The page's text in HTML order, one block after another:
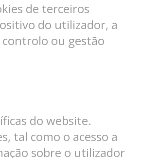
de terceiros
do utilizador, a
ou gestão
do website.
tal como o acesso a
sobre o utilizador